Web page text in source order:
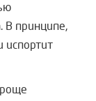
В принципе,
испортит